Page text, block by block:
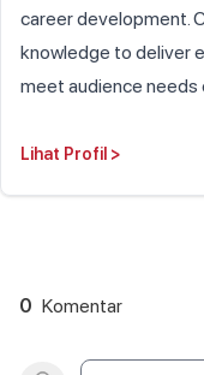
career development.
knowledge to deliver
meet audience
Lihat Profil >
0 Komentar